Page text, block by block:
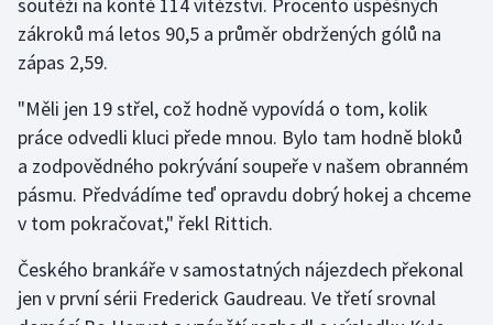
Krasobruslení
Lezení
Lyže a snowboard
Moderní pětiboj
Motorsport
soutěži na kontě 114 vítězství. Procento úspěšných
zákroků má letos 90,5 a průměr obdržených gólů na
zápas 2,59.
"Měli jen 19 střel, což hodně vypovídá o tom, kolik
práce odvedli kluci přede mnou. Bylo tam hodně bloků
a zodpovědného pokrývání soupeře v našem obranném
pásmu. Předvádíme teď opravdu dobrý hokej a chceme
v tom pokračovat," řekl Rittich.
Českého brankáře v samostatných nájezdech překonal
jen v první sérii Frederick Gaudreau. Ve třetí srovnal